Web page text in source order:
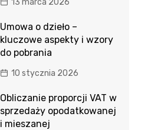
Umowa o dzieło –
kluczowe aspekty i wzory
do pobrania
10 stycznia 2026
Obliczanie proporcji VAT w
sprzedaży opodatkowanej
i mieszanej